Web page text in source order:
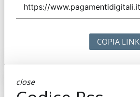
COPIA LINK
close